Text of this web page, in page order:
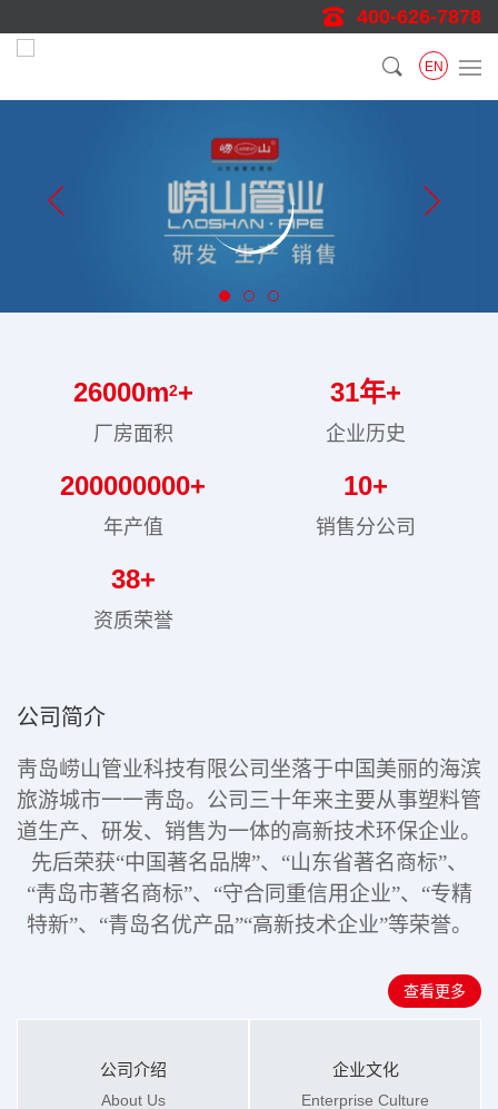
400-626-7878
EN
26000m2+
厂房面积
31年+
企业历史
200000000+
年产值
10+
销售分公司
38+
资质荣誉
公司简介
靑岛崂山管业科技有限公司坐落于中国美丽的海滨
旅游城市一一靑岛。公司三十年来主要从事塑料管
道生产、研发、销售为一体的高新技术环保企业。
先后荣获“中国著名品牌”、“山东省著名商标”、
“靑岛市著名商标”、“守合同重信用企业”、“专精
特新”、“青岛名优产品”“高新技术企业”等荣誉。
查看更多
公司介绍
About Us
企业文化
Enterprise Culture